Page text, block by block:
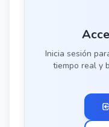
Inicia sesión
tiempo real y